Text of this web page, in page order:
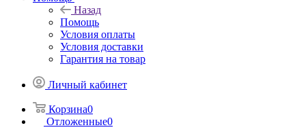
Назад
Помощь
Условия оплаты
Условия доставки
Гарантия на товар
Личный кабинет
Корзина0
Отложенные0